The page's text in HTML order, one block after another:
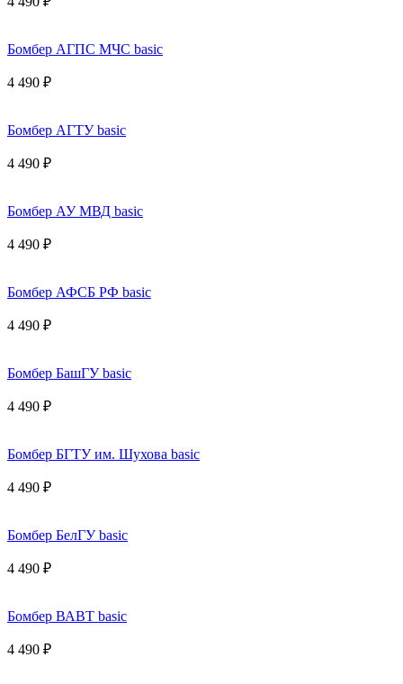
Бомбер АГПС МЧС basic
4 490 ₽
Бомбер АГТУ basic
4 490 ₽
Бомбер АУ МВД basic
4 490 ₽
Бомбер АФСБ РФ basic
4 490 ₽
Бомбер БашГУ basic
4 490 ₽
Бомбер БГТУ им. Шухова basic
4 490 ₽
Бомбер БелГУ basic
4 490 ₽
Бомбер ВАВТ basic
4 490 ₽